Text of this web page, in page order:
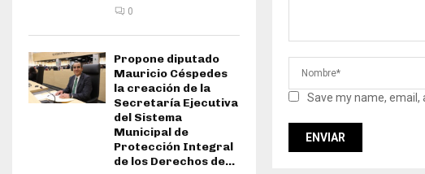
Save my name,
0
Propone diputado
Mauricio Céspedes
la creación de la
Secretaría Ejecutiva
del Sistema
Municipal de
Protección Integral
de los Derechos de...